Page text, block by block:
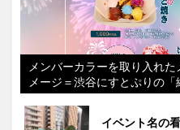
メンバーカラーを取り入れ
メージ＝渋谷にすとぷりの「
イベント名の